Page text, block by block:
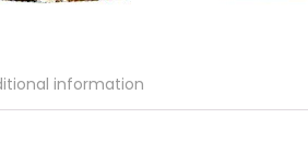
information